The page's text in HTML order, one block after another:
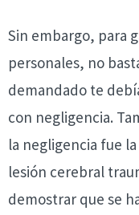
Sin embargo, para
personales, no
demandado te
con negligencia.
la negligencia fue
lesión cerebral
demostrar que se